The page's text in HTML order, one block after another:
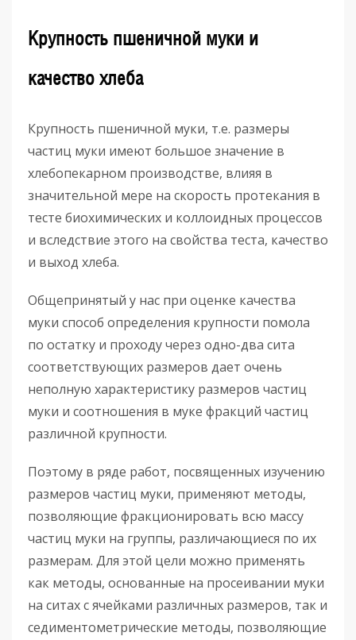
Крупность пшеничной муки и
качество хлеба
Крупность пшеничной муки, т.е. размеры
частиц муки имеют большое значение в
хлебопекарном производстве, влияя в
значительной мере на скорость протекания в
тесте биохимических и коллоидных процессов
и вследствие этого на свойства теста, качество
и выход хлеба.
Общепринятый у нас при оценке качества
муки способ определения крупности помола
по остатку и проходу через одно-два сита
соответствующих размеров дает очень
неполную характеристику размеров частиц
муки и соотношения в муке фракций частиц
различной крупности.
Поэтому в ряде работ, посвященных изучению
размеров частиц муки, применяют методы,
позволяющие фракционировать всю массу
частиц муки на группы, различающиеся по их
размерам. Для этой цели можно применять
как методы, основанные на просеивании муки
на ситах с ячейками различных размеров, так и
седиментометрические методы, позволяющие